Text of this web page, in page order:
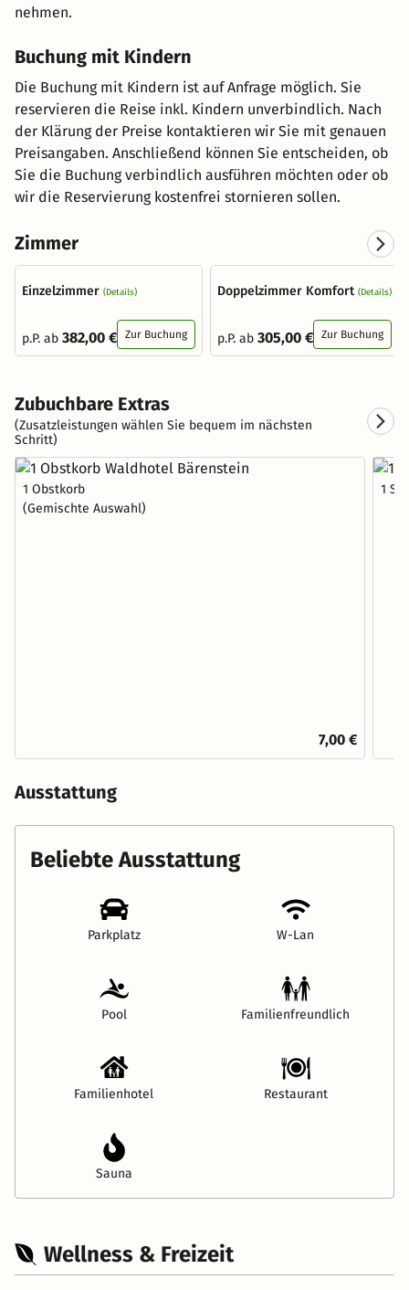
nehmen.
Buchung mit Kindern
Die Buchung mit Kindern ist auf Anfrage möglich. Sie
reservieren die Reise inkl. Kindern unverbindlich. Nach
der Klärung der Preise kontaktieren wir Sie mit genauen
Preisangaben. Anschließend können Sie entscheiden, ob
Sie die Buchung verbindlich ausführen möchten oder ob
wir die Reservierung kostenfrei stornieren sollen.
Zimmer
Einzelzimmer (Details)
p.P. ab 382,00 € Zur Buchung
Doppelzimmer Komfort (Details)
p.P. ab 305,00 € Zur Buchung
Zubuchbare Extras
(Zusatzleistungen wählen Sie bequem im nächsten
Schritt)
1 Obstkorb
(Gemischte Auswahl)
7,00 €
1
Ausstattung
Beliebte Ausstattung
Parkplatz W-Lan
Pool Familienfreundlich
Familienhotel Restaurant
Sauna
Wellness & Freizeit